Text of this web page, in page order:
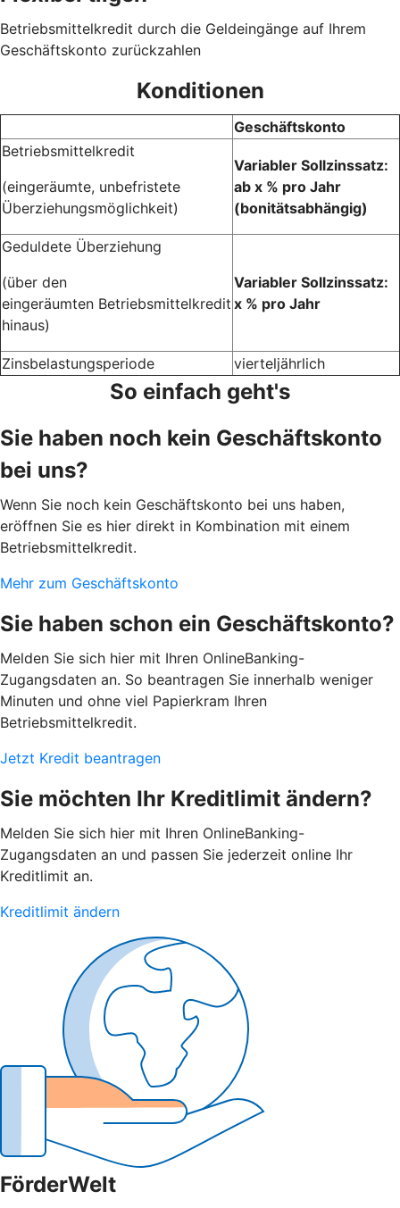
Betriebsmittelkredit durch die Geldeingänge auf Ihrem
Geschäftskonto zurückzahlen
Konditionen
Geschäftskonto
Betriebsmittelkredit
(eingeräumte, unbefristete
Überziehungsmöglichkeit)
Variabler Sollzinssatz:
ab x % pro Jahr
(bonitätsabhängig)
Geduldete Überziehung
(über den
eingeräumten Betriebsmittelkredit
hinaus)
Variabler Sollzinssatz:
x % pro Jahr
Zinsbelastungsperiode vierteljährlich
So einfach geht's
Sie haben noch kein Geschäftskonto
bei uns?
Wenn Sie noch kein Geschäftskonto bei uns haben,
eröffnen Sie es hier direkt in Kombination mit einem
Betriebsmittelkredit.
Mehr zum Geschäftskonto
Sie haben schon ein Geschäftskonto?
Melden Sie sich hier mit Ihren OnlineBanking-
Zugangsdaten an. So beantragen Sie innerhalb weniger
Minuten und ohne viel Papierkram Ihren
Betriebsmittelkredit.
Jetzt Kredit beantragen
Sie möchten Ihr Kreditlimit ändern?
Melden Sie sich hier mit Ihren OnlineBanking-
Zugangsdaten an und passen Sie jederzeit online Ihr
Kreditlimit an.
Kreditlimit ändern
FörderWelt